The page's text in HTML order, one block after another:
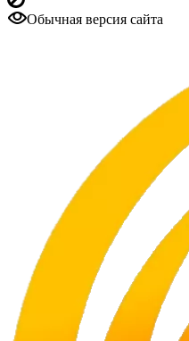
Обычная версия сайта